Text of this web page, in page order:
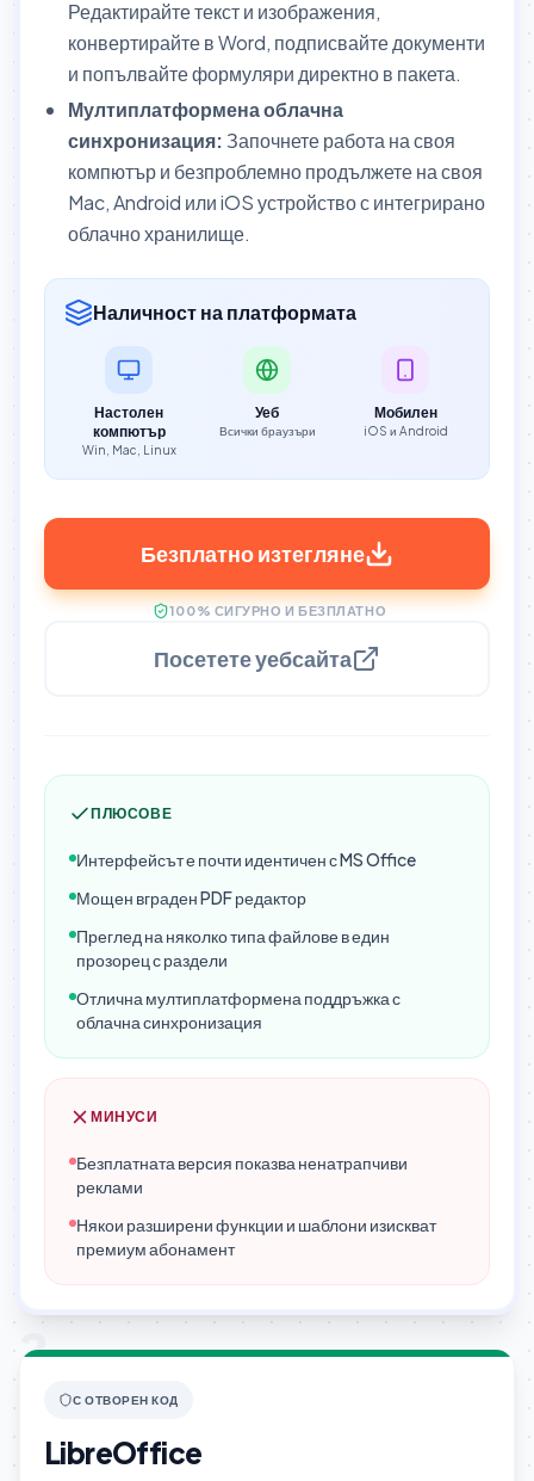
Редактирайте текст и изображения,
конвертирайте в Word, подписвайте документи
и попълвайте формуляри директно в пакета.
Мултиплатформена облачна
синхронизация:Започнете работа на своя
компютър и безпроблемно продължете на своя
Mac, Android или iOS устройство с интегрирано
облачно хранилище.
Наличност на платформата
Настолен
компютър
Win, Mac, Linux
Уеб
Всички браузъри
Мобилен
iOS и Android
Безплатно изтегляне
100% СИГУРНО И БЕЗПЛАТНО
Посетете уебсайта
ПЛЮСОВЕ
Интерфейсът е почти идентичен с MS Office
Мощен вграден PDF редактор
Преглед на няколко типа файлове в един
прозорец с раздели
Отлична мултиплатформена поддръжка с
облачна синхронизация
МИНУСИ
Безплатната версия показва ненатрапчиви
реклами
Някои разширени функции и шаблони изискват
премиум абонамент
2
С ОТВОРЕН КОД
LibreOffice